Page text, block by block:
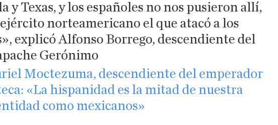
y Texas, y los españoles no nos pusieron allí,
norteamericano el que atacó a los
explicó Alfonso Borrego, descendiente del
Gerónimo
Moctezuma, descendiente del emperador
«La hispanidad es la mitad de nuestra
como mexicanos»